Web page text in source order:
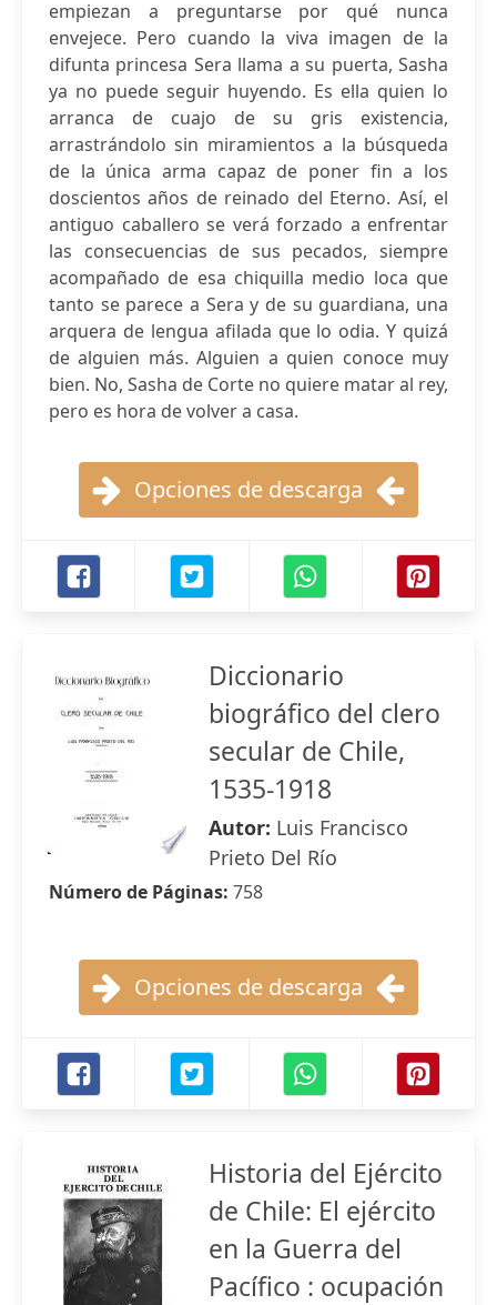
empiezan a preguntarse por qué nunca
envejece. Pero cuando la viva imagen de la
difunta princesa Sera llama a su puerta, Sasha
ya no puede seguir huyendo. Es ella quien lo
arranca de cuajo de su gris existencia,
arrastrándolo sin miramientos a la búsqueda
de la única arma capaz de poner fin a los
doscientos años de reinado del Eterno. Así, el
antiguo caballero se verá forzado a enfrentar
las consecuencias de sus pecados, siempre
acompañado de esa chiquilla medio loca que
tanto se parece a Sera y de su guardiana, una
arquera de lengua afilada que lo odia. Y quizá
de alguien más. Alguien a quien conoce muy
bien. No, Sasha de Corte no quiere matar al rey,
pero es hora de volver a casa.
Opciones de descarga
Diccionario
biográfico del clero
secular de Chile,
1535-1918
Autor: Luis Francisco
Prieto Del Río
Número de Páginas: 758
Opciones de descarga
Historia del Ejército
de Chile: El ejército
en la Guerra del
Pacífico : ocupación